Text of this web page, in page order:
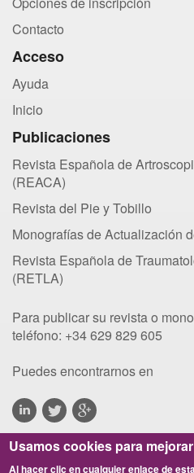
Contacto
Acceso
Ayuda
Inicio
Publicaciones
Revista Española de
(REACA)
Revista del Pie y Tobillo
Monografías de Actualización
Revista Española de
(RETLA)
Para publicar su revista o
teléfono: +34 629 829 605
Puedes encontrarnos en
Usamos cookies para
Al hacer clic en cualquier enlace de